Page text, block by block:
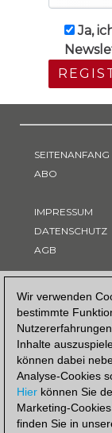
Wir verwenden
bestimmte
Inhalte
können dabei
Analyse-Cookies
Hier können Sie
Marketing-
finden Sie in
Ja,
SEITENANFANG
ABO
IMPRESSUM
DATENSCHUTZ
AGB
ZAHLUNGSART